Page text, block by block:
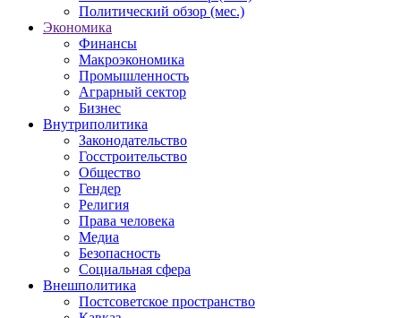
Политический обзор (мес.)
Экономика
Финансы
Макроэкономика
Промышленность
Аграрный сектор
Бизнес
Внутриполитика
Законодательство
Госстроительство
Общество
Гендер
Религия
Права человека
Медиа
Безопасность
Социальная сфера
Внешполитика
Постсоветское пространство